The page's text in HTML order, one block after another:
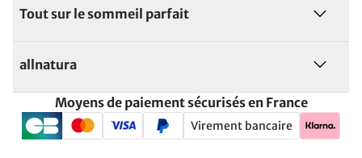
Tout sur le sommeil parfait
allnatura
Moyens de paiement sécurisés en France
Virement bancaire